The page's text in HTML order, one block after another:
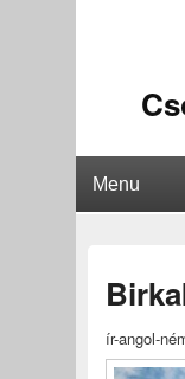
ír-angol-